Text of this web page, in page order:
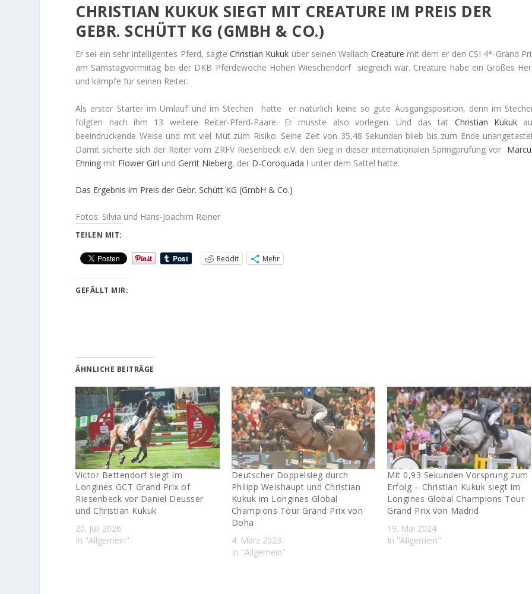
CHRISTIAN KUKUK SIEGT MIT CREATURE IM PREIS DER
GEBR. SCHÜTT KG (GMBH & CO.)
Er sei ein sehr intelligentes Pferd, sagteChristian Kukuk über seinen Wallach Creature mit dem er den CSI 4*-Grand
am Samstagvormiitag bei der DKB Pferdewoche Hohen Wieschendorf siegreich war. Creature habe ein Großes
und kämpfe für seinen Reiter.
Als erster Starter im Umlauf und im Stechen hatte er natürlich keine so gute Ausgangsposition, denn im
folgten nach ihm 13 weitere Reiter-Pferd-Paare. Er musste also vorlegen. Und das tat Christian Kukuk
beeindruckende Weise und mit viel Mut zum Risiko. Seine Zeit von 35,48 Sekunden blieb bis zum Ende
Damit sicherte sich der Reiter vom ZRFV Riesenbeck e.V. den Sieg in dieser internationalen Springprüfung vor
Ehning mit Flower Girl undGerrit Nieberg, der D-Coroquada I unter dem Sattel hatte.
Das Ergebnis im Preis der Gebr. Schütt KG (GmbH & Co.)
Fotos: Silvia und Hans-Joachim Reiner
TEILEN MIT:
Reddit Mehr
GEFÄLLT MIR:
ÄHNLICHE BEITRÄGE
Victor Bettendorf siegt im
Longines GCT Grand Prix of
Riesenbeck vor Daniel Deusser
und Christian Kukuk
20. Juli 2026
In "Allgemein"
Deutscher Doppelsieg durch
Philipp Weishaupt und Christian
Kukuk im Longines Global
Champions Tour Grand Prix von
Doha
4. März 2023
In "Allgemein"
Mit 0,93 Sekunden Vorsprung zum
Erfolg – Christian Kukuk siegt im
Longines Global Champions Tour
Grand Prix von Madrid
19. Mai 2024
In "Allgemein"